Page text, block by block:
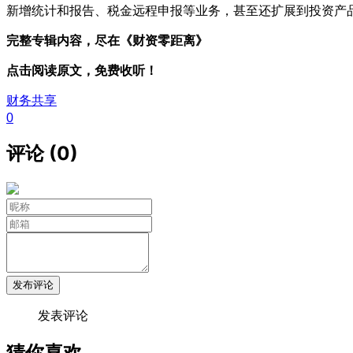
新增统计和报告、税金远程申报等业务，甚至还扩展到投资产
完整专辑内容，尽在《财资零距离》
点击阅读原文，免费收听！
财务共享
0
评论 (0)
发布评论
发表评论